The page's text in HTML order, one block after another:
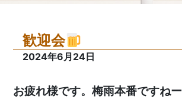
歓迎会
2024年6月24日
お疲れ様です。梅雨本番ですねー